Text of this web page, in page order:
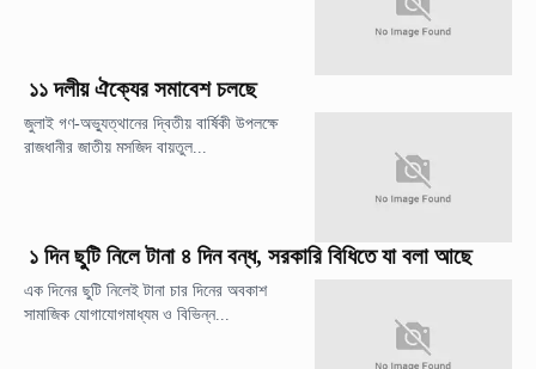
১১ দলীয় ঐক্যের সমাবেশ চলছে
জুলাই গণ-অভ্যুত্থানের দ্বিতীয় বার্ষিকী উপলক্ষে
রাজধানীর জাতীয় মসজিদ বায়তুল...
১ দিন ছুটি নিলে টানা ৪ দিন বন্ধ, সরকারি বিধিতে যা বলা আছে
এক দিনের ছুটি নিলেই টানা চার দিনের অবকাশ
সামাজিক যোগাযোগমাধ্যম ও বিভিন্ন...